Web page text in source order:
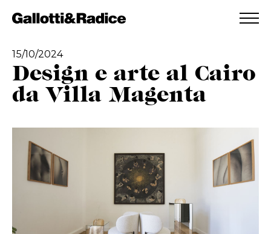
AGGIUNTO ALLA WISHLIST
15/10/2024
Design e arte al Cairo
da Villa Magenta